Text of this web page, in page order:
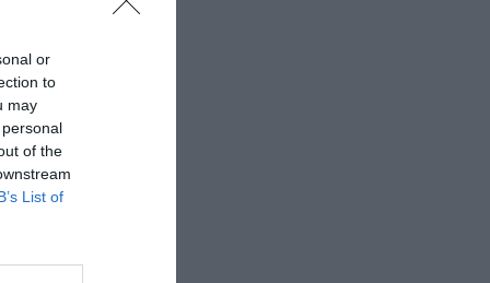
or
to
may
of the
List of
μόλις 16